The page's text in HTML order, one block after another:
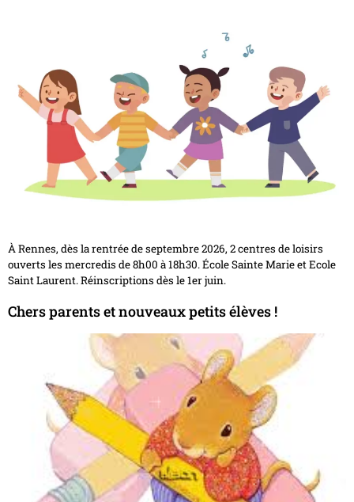
À Rennes, dès la rentrée de septembre 2026, 2 centres de loisirs
ouverts les mercredis de 8h00 à 18h30. École Sainte Marie et Ecole
Saint Laurent. Réinscriptions dès le 1er juin.
Chers parents et nouveaux petits élèves !